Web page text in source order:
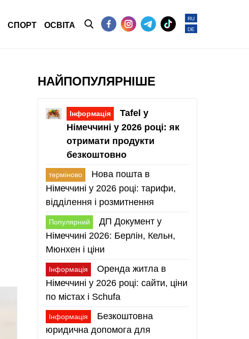
СПОРТ ОСВІТА
RU
DE
НАЙПОПУЛЯРНІШЕ
Інформація
Tafel у
Німеччині у 2026 році: як
отримати продукти
безкоштовно
терміново
Нова пошта в
Німеччині у 2026 році: тарифи,
відділення і розмитнення
Популярний
ДП Документ у
Німеччині 2026: Берлін, Кельн,
Мюнхен і ціни
Інформація
Оренда житла в
Німеччині у 2026 році: сайти, ціни
по містах і Schufa
Інформація
Безкоштовна
юридична допомога для